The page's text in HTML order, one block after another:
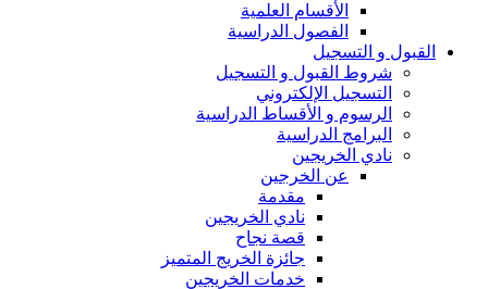
الأقسام العلمية
الفصول الدراسية
القبول و التسجيل
شروط القبول و التسجيل
التسجيل الإلكتروني
الرسوم و الأقساط الدراسية
البرامج الدراسية
نادي الخريجين
عن الخرجين
مقدمة
نادي الخريجين
قصة نجاح
جائزة الخريج المتميز
خدمات الخريجين